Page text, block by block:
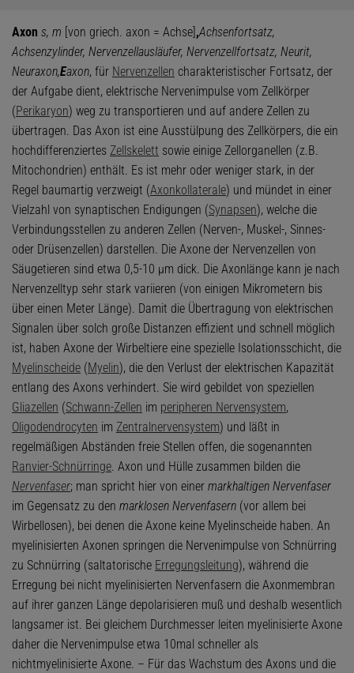
Axon s, m [von griech. axon = Achse],Achsenfortsatz,
Achsenzylinder, Nervenzellausläufer, Nervenzellfortsatz, Neurit,
Neuraxon,Eaxon, für Nervenzellen charakteristischer Fortsatz, der
der Aufgabe dient, elektrische Nervenimpulse vom Zellkörper
(Perikaryon) weg zu transportieren und auf andere Zellen zu
übertragen. Das Axon ist eine Ausstülpung des Zellkörpers, die ein
hochdifferenziertes Zellskelett sowie einige Zellorganellen (z.B.
Mitochondrien) enthält. Es ist mehr oder weniger stark, in der
Regel baumartig verzweigt (Axonkollaterale) und mündet in einer
Vielzahl von synaptischen Endigungen (Synapsen), welche die
Verbindungsstellen zu anderen Zellen (Nerven-, Muskel-, Sinnes-
oder Drüsenzellen) darstellen. Die Axone der Nervenzellen von
Säugetieren sind etwa 0,5-10 μm dick. Die Axonlänge kann je nach
Nervenzelltyp sehr stark variieren (von einigen Mikrometern bis
über einen Meter Länge). Damit die Übertragung von elektrischen
Signalen über solch große Distanzen effizient und schnell möglich
ist, haben Axone der Wirbeltiere eine spezielle Isolationsschicht, die
Myelinscheide (Myelin), die den Verlust der elektrischen Kapazität
entlang des Axons verhindert. Sie wird gebildet von speziellen
Gliazellen (Schwann-Zellen im peripheren Nervensystem,
Oligodendrocyten im Zentralnervensystem) und läßt in
regelmäßigen Abständen freie Stellen offen, die sogenannten
Ranvier-Schnürringe. Axon und Hülle zusammen bilden die
Nervenfaser; man spricht hier von einer markhaltigen Nervenfaser
im Gegensatz zu den marklosen Nervenfasern (vor allem bei
Wirbellosen), bei denen die Axone keine Myelinscheide haben. An
myelinisierten Axonen springen die Nervenimpulse von Schnürring
zu Schnürring (saltatorische Erregungsleitung), während die
Erregung bei nicht myelinisierten Nervenfasern die Axonmembran
auf ihrer ganzen Länge depolarisieren muß und deshalb wesentlich
langsamer ist. Bei gleichem Durchmesser leiten myelinisierte Axone
daher die Nervenimpulse etwa 10mal schneller als
nichtmyelinisierte Axone. – Für das Wachstum des Axons und die